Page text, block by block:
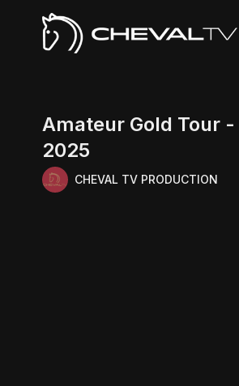
Amateur Gold Tour
2025
CHEVAL TV PRODUCTION